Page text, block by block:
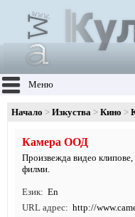
Меню
Начало Изкуства Кино
Камера ООД
Произвежда видео
филми.
Език
En
URL адрес
http://www.